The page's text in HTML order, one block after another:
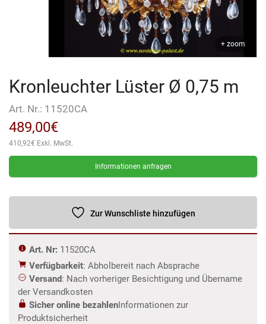
+ zoom
Kronleuchter Lüster Ø 0,75 m
Art. Nr.: 11520CA
489,00€
410,92€ Exkl. MwSt.
Informationen anfragen
Zur Wunschliste hinzufügen
Art. Nr: 11520CA
Verfügbarkeit: Abholbereit nach Absprache
Versand: Nach vorheriger Besichtigung und Übername
der Versandkosten
Sicher online bezahlenInformationen zur
Produktsicherheit